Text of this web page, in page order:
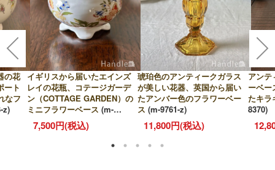
の花
ート
なフ
z)
イギリスから届いたエインズ
レイの花瓶、コテージガーデ
ン（COTTAGE GARDEN）の
ミニフラワーベース (m-
10402-z)
7,500円(税込)
琥珀色のアンティークガラス
が美しい花器、英国から届い
たアンバー色のフラワーベー
ス (m-9761-z)
11,800円(税込)
アンテ
ーベー
たキラ
8370)